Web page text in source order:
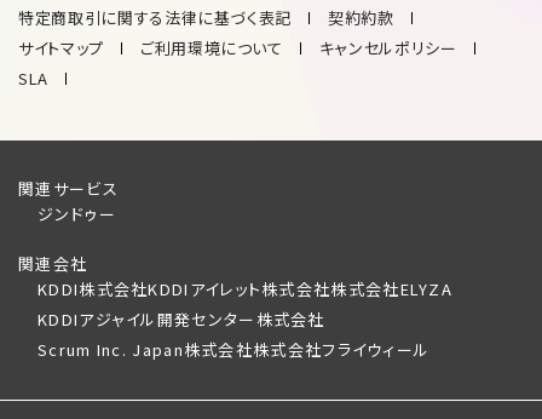
特定商取引に関する法律に基づく表記
契約約款
サイトマップ
ご利用環境について
キャンセルポリシー
SLA
関連サービス
ジンドゥー
関連会社
KDDI株式会社KDDIアイレット株式会社株式会社ELYZA
KDDIアジャイル開発センター株式会社
Scrum Inc. Japan株式会社株式会社フライウィール